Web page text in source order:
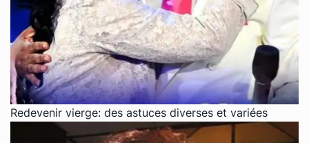
Redevenir vierge: des astuces diverses et variées